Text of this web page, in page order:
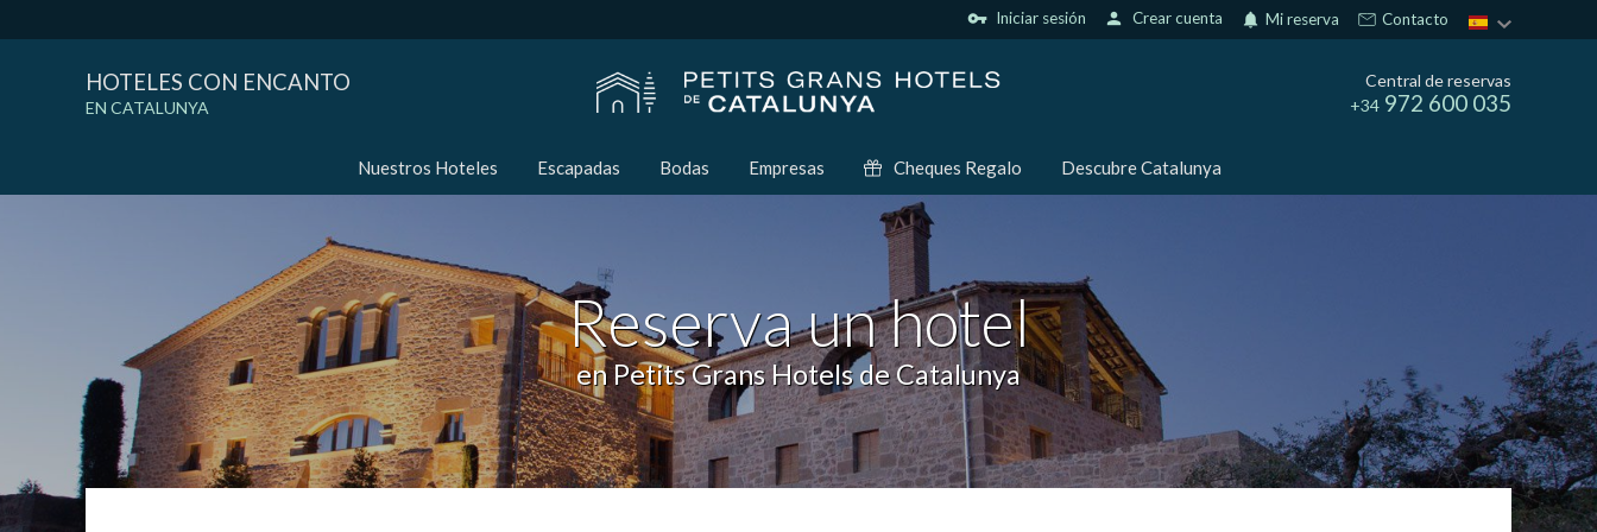
vpn_key Iniciar sesión person Crear cuenta notifications Mi reserva Contacto
HOTELES CON ENCANTO
EN CATALUNYA
Central de reservas
+34 972 600 035
Nuestros Hoteles Escapadas Bodas Empresas Cheques Regalo Descubre Catalunya
Reserva un hotel
en Petits Grans Hotels de Catalunya
Modificar cookies
Técnicas y funcionales
Siempre activas